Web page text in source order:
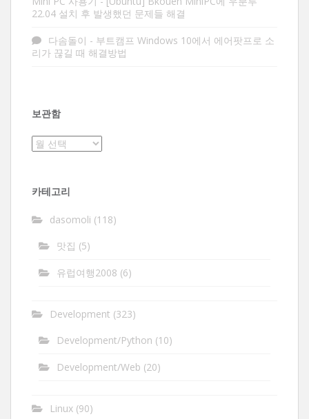
22.04 설치 후 발생했던 문제들 해결
다솜돌이 - 부트캠프 Windows 10에서 에어팟프로 소
리가 끊길 때 해결방법
보관함
보
카테고리
dasomoli (118)
맛집 (5)
유럽여행2008 (6)
Development (323)
Development/Python (10)
Development/Web (20)
Linux (90)